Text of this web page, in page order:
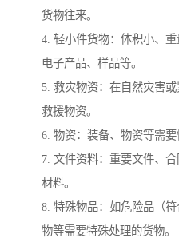
货物往来。
4. 轻小件货物：体积小、
电子产品、样品等。
5. 救灾物资：在自然灾害
救援物资。
6. 物资：装备、物资等需要
7. 文件资料：重要文件、
材料。
8. 特殊物品：如危险品（
物等需要特殊处理的货物。